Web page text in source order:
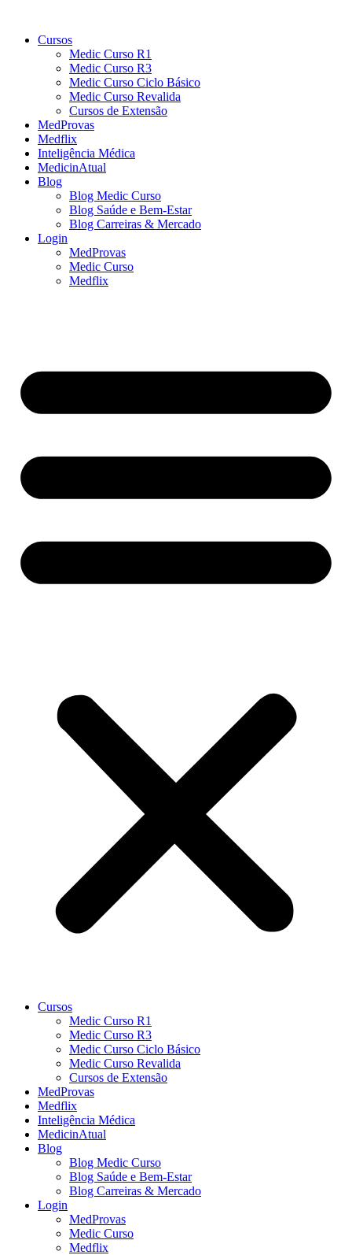
Cursos
Medic Curso R1
Medic Curso R3
Medic Curso Ciclo Básico
Medic Curso Revalida
Cursos de Extensão
MedProvas
Medflix
Inteligência Médica
MedicinAtual
Blog
Blog Medic Curso
Blog Saúde e Bem-Estar
Blog Carreiras & Mercado
Login
MedProvas
Medic Curso
Medflix
Cursos
Medic Curso R1
Medic Curso R3
Medic Curso Ciclo Básico
Medic Curso Revalida
Cursos de Extensão
MedProvas
Medflix
Inteligência Médica
MedicinAtual
Blog
Blog Medic Curso
Blog Saúde e Bem-Estar
Blog Carreiras & Mercado
Login
MedProvas
Medic Curso
Medflix